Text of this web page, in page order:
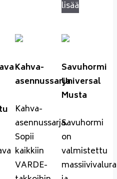
lisää
Kahva-
asennussarja
Kahva-
asennussarja.
Sopii
kaikkiin
VARDE-
Savuhormi
Universal
Musta
Savuhormi
on
valmistettu